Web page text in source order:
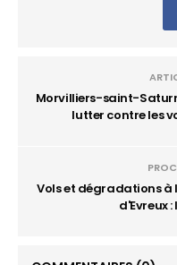
Morvilliers-saint-
lutter contre les
Vols et dégradations à
d'Evreux